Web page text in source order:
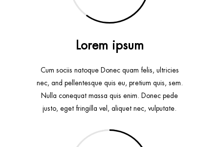
Lorem ipsum
Cum sociis natoque Donec quam felis, ultricies
nec, and pellentesque quis eu, pretium quis, sem.
Nulla conequat massa quis enim. Donec pede
justo, eget fringilla vel, aliquet nec, vulputate.